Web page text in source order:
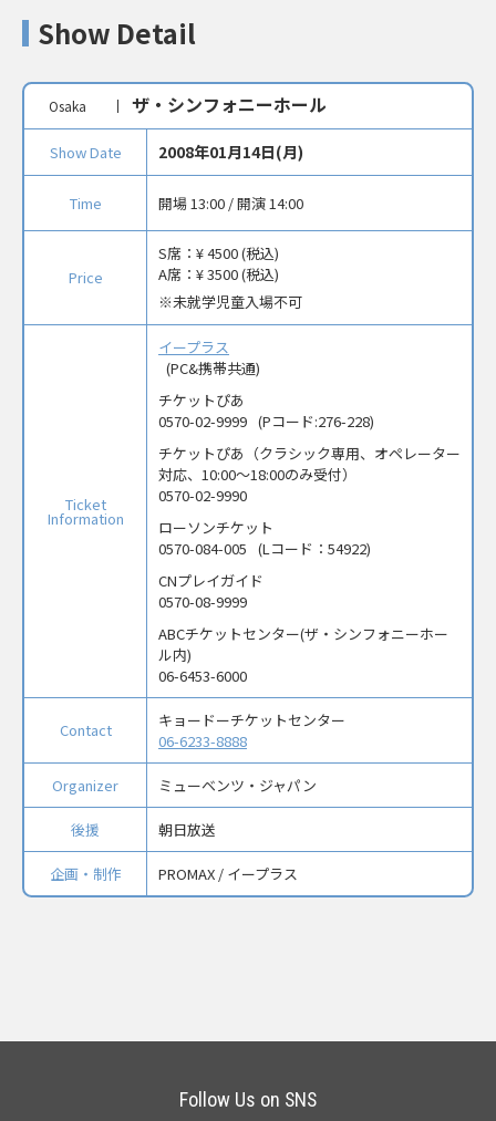
Show Detail
Osaka ザ・シンフォニーホール
Show Date 2008年01月14日(月)
Time 開場 13:00 / 開演 14:00
Price
S席： ¥ 4500 (税込)
A席： ¥ 3500 (税込)
未就学児童入場不可
Ticket
Information
イープラス
(PC&携帯共通)
チケットぴあ
0570-02-9999 (Pコード:276-228)
チケットぴあ（クラシック専用、オペレーター
対応、10:00～18:00のみ受付）
0570-02-9990
ローソンチケット
0570-084-005 (Lコード：54922)
CNプレイガイド
0570-08-9999
ABCチケットセンター(ザ・シンフォニーホー
ル内)
06-6453-6000
Contact
キョードーチケットセンター
06-6233-8888
Organizer ミューベンツ・ジャパン
後援 朝日放送
企画・制作 PROMAX / イープラス
Follow Us on SNS